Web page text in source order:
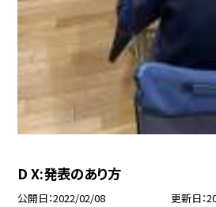
D X:発表のあり方
公開日 2022/02/08 更新日